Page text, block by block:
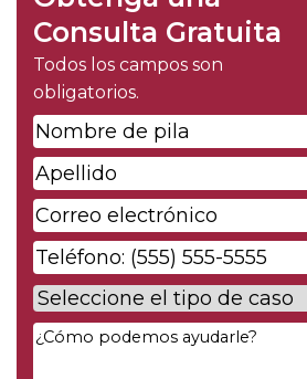
Consulta Gratuita
Todos los campos son
obligatorios.
Nombre
de
pila*
Apellido*
Correo
electrónico*
Phone*
Case
Type*
Your